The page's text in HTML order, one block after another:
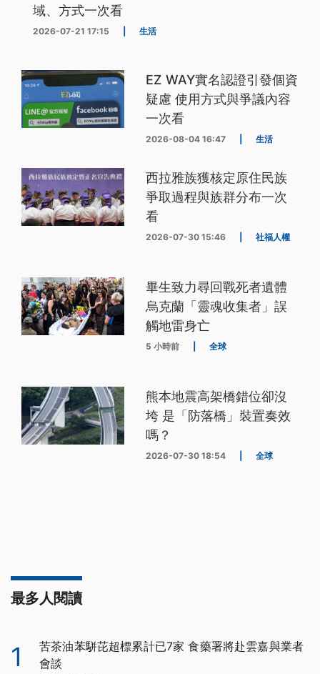
域、方式一次看
2026-07-21 17:15 生活
EZ WAY實名認證引發個資
疑慮 使用方式與爭議內容
一次看
2026-08-04 16:47 生活
西拉雅族獲核定原住民族
爭取過程與族群分布一次
看
2026-07-30 15:46 社福人權
畢生致力尋回戰死者遺體
烏克蘭「靈魂收集者」誤
觸地雷身亡
5 小時前 全球
熊本地震高架橋錯位卻沒
垮 是「防落橋」裝置奏效
嗎？
2026-07-30 18:54 全球
最多人閱讀
1
苦茶油苯駢芘超標累計已7家 食藥署將赴雲嘉與業者
會談